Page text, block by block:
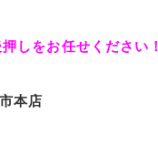
しをお任せください！
本店